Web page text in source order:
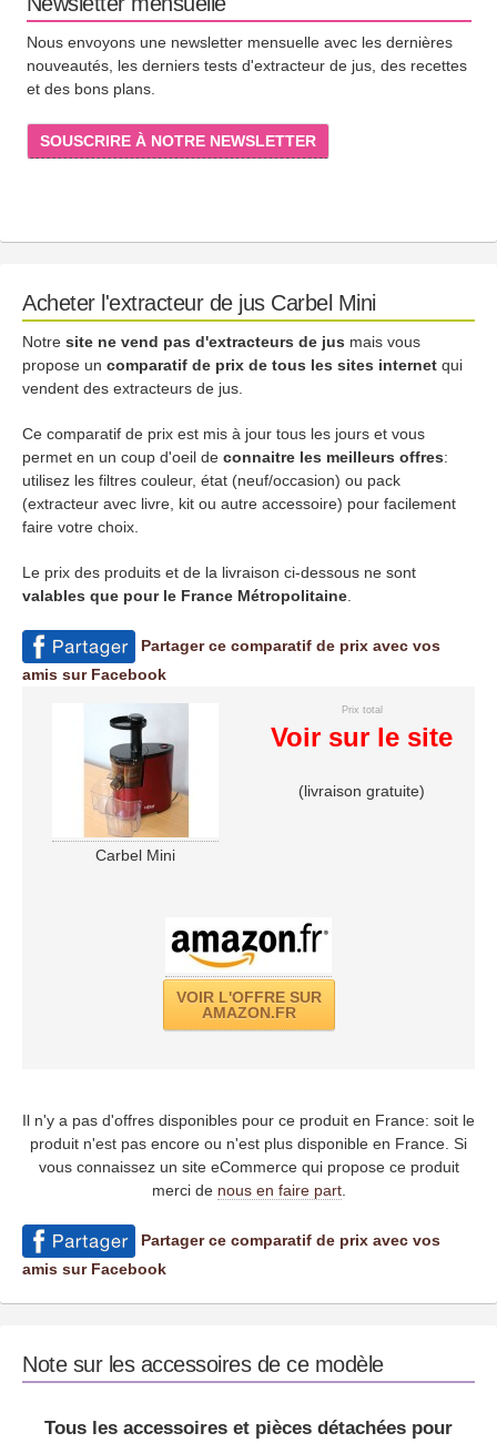
Nous envoyons une newsletter mensuelle avec les dernières
nouveautés, les derniers tests d'extracteur de jus, des recettes
et des bons plans.
SOUSCRIRE À NOTRE NEWSLETTER
Acheter l'extracteur de jus Carbel Mini
Notre site ne vend pas d'extracteurs de jus mais vous
propose un comparatif de prix de tous les sites internet qui
vendent des extracteurs de jus.
Ce comparatif de prix est mis à jour tous les jours et vous
permet en un coup d'oeil de connaitre les meilleurs offres:
utilisez les filtres couleur, état (neuf/occasion) ou pack
(extracteur avec livre, kit ou autre accessoire) pour facilement
faire votre choix.
Le prix des produits et de la livraison ci-dessous ne sont
valables que pour le France Métropolitaine
Partager ce comparatif de prix avec vos
amis sur Facebook
Carbel Mini
Prix total
Voir sur le site
(livraison gratuite)
VOIR L'OFFRE SUR
AMAZON.FR
Il n'y a pas d'offres disponibles pour ce produit en France: soit le
produit n'est pas encore ou n'est plus disponible en France. Si
vous connaissez un site eCommerce qui propose ce produit
merci de nous en faire part.
Partager ce comparatif de prix avec vos
amis sur Facebook
Note sur les accessoires de ce modèle
Tous les accessoires et pièces détachées pour